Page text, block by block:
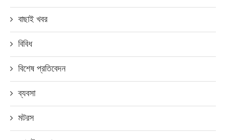
বাছাই খবর
বিবিধ
বিশেষ প্রতিবেদন
ব্যবসা
মটরস